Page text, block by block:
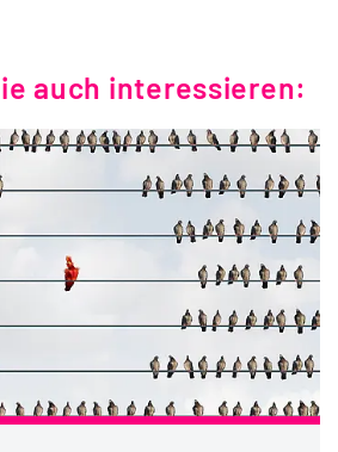
auch interessieren: